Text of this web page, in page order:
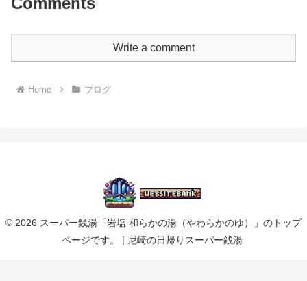
Write a comment
Home ブログ
© 2026 スーパー銭湯「岩塩 和らかの湯（やわらかのゆ）」のトップ
ページです。 | 尼崎の日帰りスーパー銭湯.